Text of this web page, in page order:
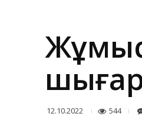
Жұмыс
12.10.2022 544